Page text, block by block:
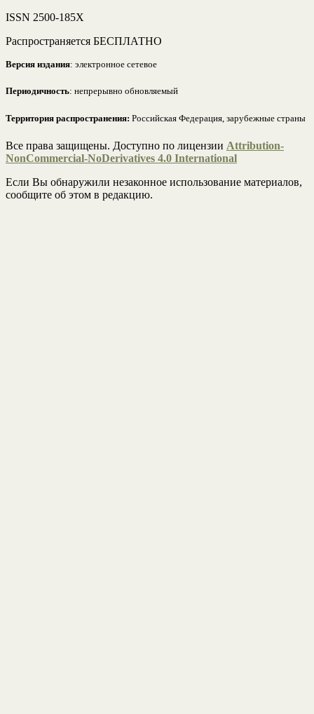
ISSN 2500-185Х
Распространяется БЕСПЛАТНО
Версия издания: электронное сетевое
Периодичность: непрерывно обновляемый
Территория распространения: Российская Федерация, зарубежные страны
Все права защищены. Доступно по лицензии Attribution-
NonCommercial-NoDerivatives 4.0 International
Если Вы обнаружили незаконное использование материалов,
сообщите об этом в редакцию.